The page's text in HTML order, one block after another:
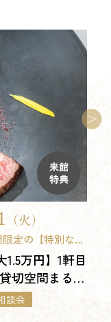
来館
特典
（火）
定の【特別な来
フェア限定
万円】1軒目
切空間まるご
談会